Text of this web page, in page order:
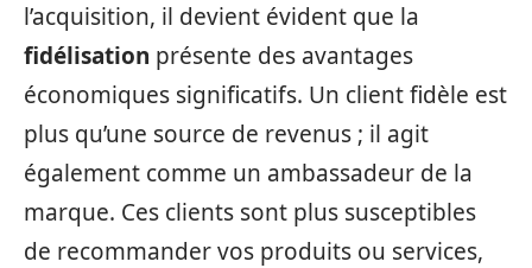
l’acquisition, il devient évident que la
fidélisation présente des avantages
économiques significatifs. Un client fidèle est
plus qu’une source de revenus ; il agit
également comme un ambassadeur de la
marque. Ces clients sont plus susceptibles
de recommander vos produits ou services,